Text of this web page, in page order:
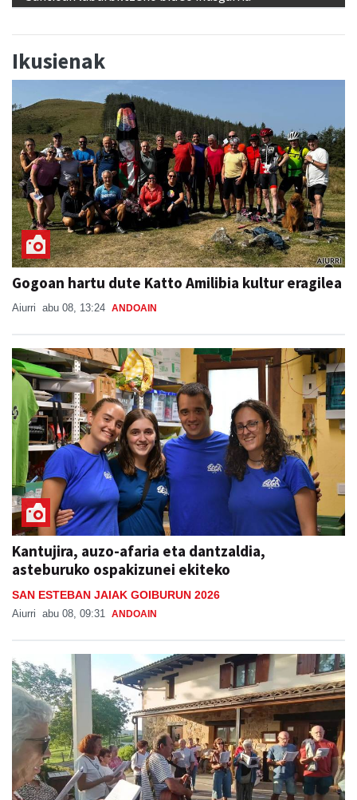
Ikusienak
Gogoan hartu dute Katto Amilibia kultur eragilea
Aiurri abu 08, 13:24 ANDOAIN
Kantujira, auzo-afaria eta dantzaldia,
asteburuko ospakizunei ekiteko
SAN ESTEBAN JAIAK GOIBURUN 2026
Aiurri abu 08, 09:31 ANDOAIN